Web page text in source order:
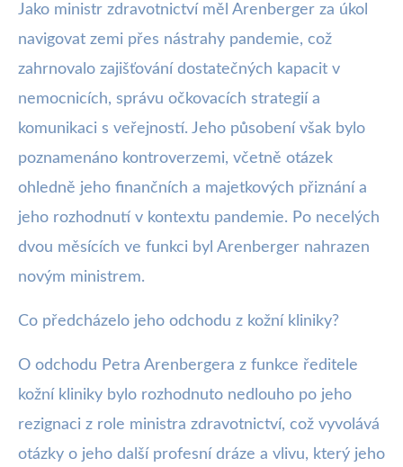
Jako ministr zdravotnictví měl Arenberger za úkol
navigovat zemi přes nástrahy pandemie, což
zahrnovalo zajišťování dostatečných kapacit v
nemocnicích, správu očkovacích strategií a
komunikaci s veřejností. Jeho působení však bylo
poznamenáno kontroverzemi, včetně otázek
ohledně jeho finančních a majetkových přiznání a
jeho rozhodnutí v kontextu pandemie. Po necelých
dvou měsících ve funkci byl Arenberger nahrazen
novým ministrem.
Co předcházelo jeho odchodu z kožní kliniky?
O odchodu Petra Arenbergera z funkce ředitele
kožní kliniky bylo rozhodnuto nedlouho po jeho
rezignaci z role ministra zdravotnictví, což vyvolává
otázky o jeho další profesní dráze a vlivu, který jeho